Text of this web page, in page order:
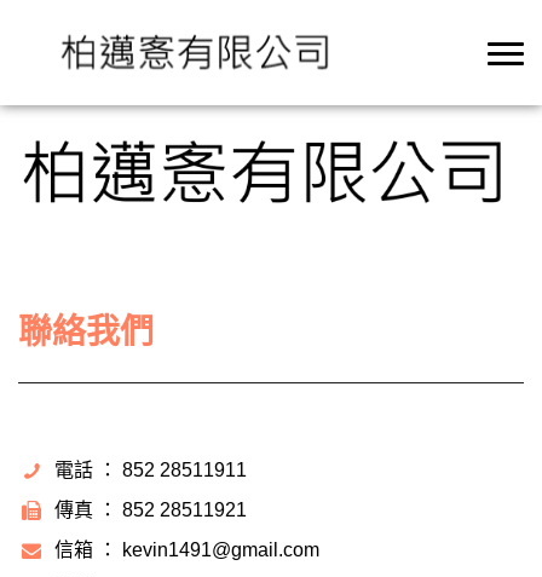
聯絡我們
電話 ： 852 28511911
傳真 ： 852 28511921
信箱 ： kevin1491@gmail.com